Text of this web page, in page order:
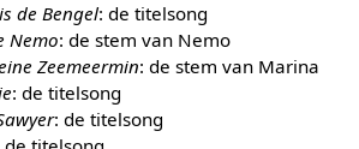
de Bengel: de titelsong
Nemo: de stem van Nemo
Zeemeermin: de stem van Marina
: de titelsong
: de titelsong